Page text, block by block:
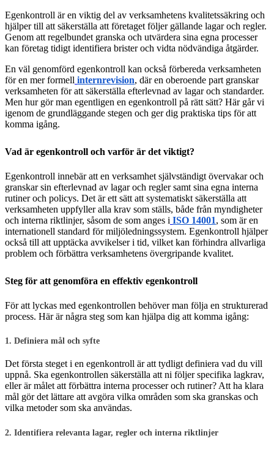
Egenkontroll är en viktig del av verksamhetens kvalitetssäkring och
hjälper till att säkerställa att företaget följer gällande lagar och regler.
Genom att regelbundet granska och utvärdera sina egna processer
kan företag tidigt identifiera brister och vidta nödvändiga åtgärder.
En väl genomförd egenkontroll kan också förbereda verksamheten
för en mer formell internrevision, där en oberoende part granskar
verksamheten för att säkerställa efterlevnad av lagar och standarder.
Men hur gör man egentligen en egenkontroll på rätt sätt? Här går vi
igenom de grundläggande stegen och ger dig praktiska tips för att
komma igång.
Vad är egenkontroll och varför är det viktigt?
Egenkontroll innebär att en verksamhet självständigt övervakar och
granskar sin efterlevnad av lagar och regler samt sina egna interna
rutiner och policys. Det är ett sätt att systematiskt säkerställa att
verksamheten uppfyller alla krav som ställs, både från myndigheter
och interna riktlinjer, såsom de som anges i ISO 14001, som är en
internationell standard för miljöledningssystem. Egenkontroll hjälper
också till att upptäcka avvikelser i tid, vilket kan förhindra allvarliga
problem och förbättra verksamhetens övergripande kvalitet.
Steg för att genomföra en effektiv egenkontroll
För att lyckas med egenkontrollen behöver man följa en strukturerad
process. Här är några steg som kan hjälpa dig att komma igång:
1. Definiera mål och syfte
Det första steget i en egenkontroll är att tydligt definiera vad du vill
uppnå. Ska egenkontrollen säkerställa att ni följer specifika lagkrav,
eller är målet att förbättra interna processer och rutiner? Att ha klara
mål gör det lättare att avgöra vilka områden som ska granskas och
vilka metoder som ska användas.
2. Identifiera relevanta lagar, regler och interna riktlinjer